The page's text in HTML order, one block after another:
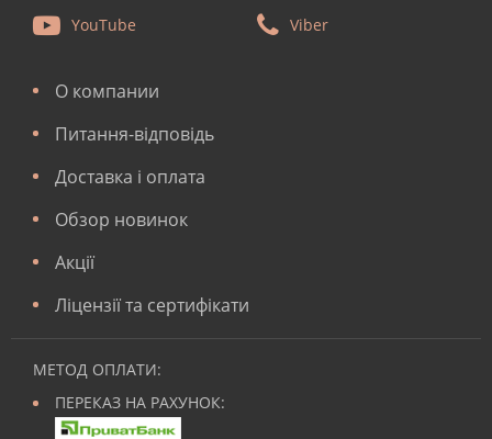
YouTube Viber
О компании
Питання-відповідь
Доставка і оплата
Обзор новинок
Акції
Ліцензії та сертифікати
МЕТОД ОПЛАТИ:
ПЕРЕКАЗ НА РАХУНОК: